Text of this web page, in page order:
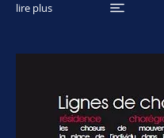
lire plus